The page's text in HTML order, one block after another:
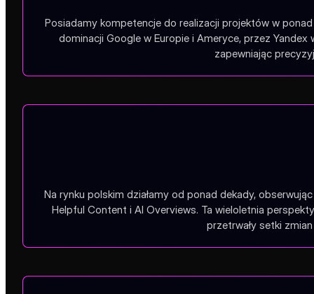
Posiadamy kompetencje do realizacji projektów w
dominacji Google w Europie i Ameryce, przez
zapewniając
Na rynku polskim działamy od ponad dekady,
Helpful Content i AI Overviews. Ta wieloletnia
przetrwały setki